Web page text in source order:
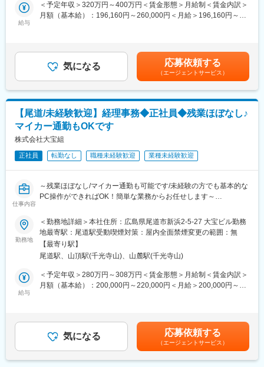
将来的には管理職として事業を牽引していくことを期待します。
公共性の高い施設の運営に携わる点も特徴です。
して7名規模のチームで業務を分担しています。
■教育体制
入社後はOJTやサポート体制が整っており、業務に応じて丁寧な
フォローを受けられます。
■企業の特徴/魅力
創業100年以上の歴史を持ち、国内外で多彩な建設事業を展開。
安定した基盤と働きやすい環境で長期的な成長が目指せます。
■当社について：
ます。
・創業は明治28年です。130年以上続く老舗企業として県内シェ
アトップクラス、圧倒的な知名度で地域に貢献しています。
◇当社では官公庁、商業施設、マンション、オフィス、工場とあ
らゆる物件に携わらせていただいています。
◇役職をつけて呼ぶ文化もなければ、社長室もなく、上下関係を
あまり感じないゆるい社風です。
◇充実した福利厚生：特にキャリアを支援し、建築士、施工管理
技士の資格学校の費用補助を100％させていただいています。
給与
＜予定年収＞320万円～400万円＜賃金形態＞月給制＜賃金内訳＞
月額（基本給）：196,160円～260,000円＜月給＞196,160円～
までも目安の金額であり、選考を通じて上下する可能性がありま
す。月給(月額)は固定手当を含めた表記です。
気になる 応募依頼する
（エージェントサービス）
【尾道/未経験歓迎】経理事務◆正社員◆残業ほぼなし♪
マイカー通勤もOKです
株式会社大宝組
正社員 転勤なし 職種未経験歓迎 業種未経験歓迎
仕事内容
～残業ほぼなし/マイカー通勤も可能です/未経験の方でも基本的な
PC操作ができればOK！簡単な業務からお任せします～
■仕事概要：
伝票処理や入金処理、月次・年次決算の補助業務などを手がける
仕事です。ご入社後は簡単なお仕事からお任せしていきます。
【主な業務内容】
・伝票処理
・入金処理
・月次・年次決算の補助
の専用ソフトを使用いたします。ソフトの使用方法は入社後に指
導いたします。
勤務地
＜勤務地詳細＞本社住所：広島県尾道市新浜2-5-27 大宝ビル勤務
地最寄駅：尾道駅受動喫煙対策：屋内全面禁煙変更の範囲：無
【最寄り駅】
尾道駅、山頂駅(千光寺山)、山麓駅(千光寺山)
給与
＜予定年収＞280万円～308万円＜賃金形態＞月給制＜賃金内訳＞
月額（基本給）：200,000円～220,000円＜月給＞200,000円～
月）■賞与：年2回（8月、12月）目安2ヶ月程度（年合計）■資格
手当、住宅手当有賃金はあくまでも目安の金額であり、選考を通
じて上下する可能性があります。月給(月額)は固定手当を含めた表
記です。
気になる 応募依頼する
（エージェントサービス）